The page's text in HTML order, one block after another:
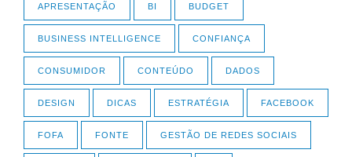
APRESENTAÇÃO BI BUDGET
BUSINESS INTELLIGENCE CONFIANÇA
CONSUMIDOR CONTEÚDO DADOS
DESIGN DICAS ESTRATÉGIA FACEBOOK
FOFA FONTE GESTÃO DE REDES SOCIAIS